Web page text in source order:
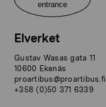
entrance
Elverket
Gustav Wasas gata 11
10600 Ekenäs
proartibus@proartibus.fi
+358 (0)50 371 6339